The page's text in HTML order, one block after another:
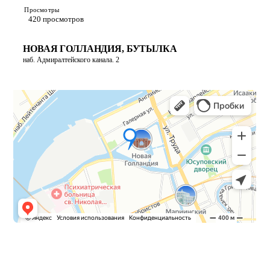
Просмотры
420 просмотров
НОВАЯ ГОЛЛАНДИЯ, БУТЫЛКА
наб. Адмиралтейского канала. 2